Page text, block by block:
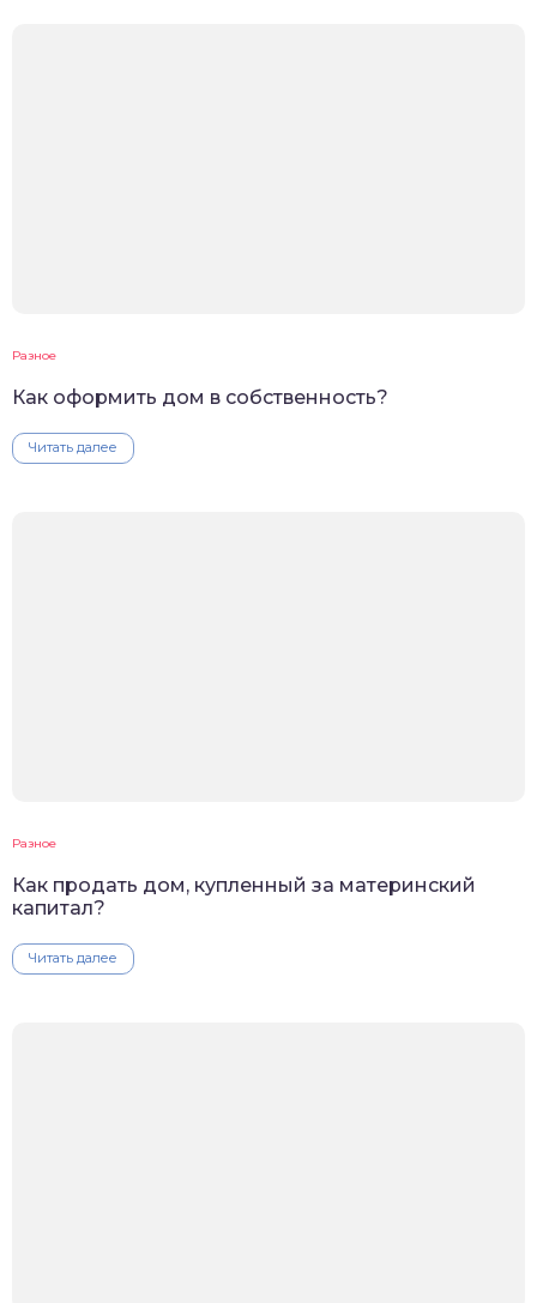
Разное
Как оформить дом в собственность?
Читать далее
Разное
Как продать дом, купленный за материнский
капитал?
Читать далее